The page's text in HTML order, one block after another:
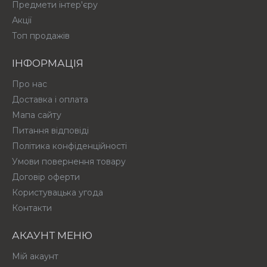
Предмети інтер'єру
Акції
Топ продажів
ІНФОРМАЦІЯ
Про нас
Доставка і оплата
Мапа сайту
Питання відповіді
Політика конфіденційності
Умови повернення товару
Договір оферти
Користувацька угода
Контакти
АКАУНТ МЕНЮ
Мій акаунт